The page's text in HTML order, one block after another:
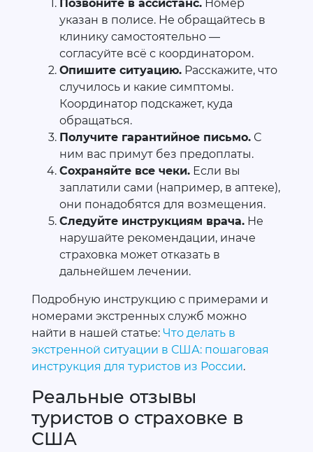
Позвоните в ассистанс. Номер
указан в полисе. Не обращайтесь в
клинику самостоятельно —
согласуйте всё с координатором.
Опишите ситуацию. Расскажите, что
случилось и какие симптомы.
Координатор подскажет, куда
обращаться.
Получите гарантийное письмо. С
ним вас примут без предоплаты.
Сохраняйте все чеки. Если вы
заплатили сами (например, в аптеке),
они понадобятся для возмещения.
Следуйте инструкциям врача. Не
нарушайте рекомендации, иначе
страховка может отказать в
дальнейшем лечении.
Подробную инструкцию с примерами и
номерами экстренных служб можно
найти в нашей статье: Что делать в
экстренной ситуации в США: пошаговая
инструкция для туристов из России.
Реальные отзывы
туристов о страховке в
США